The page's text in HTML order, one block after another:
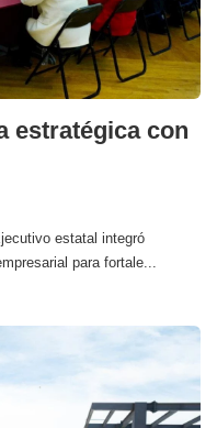
estratégica con
estatal integró
para fortale...